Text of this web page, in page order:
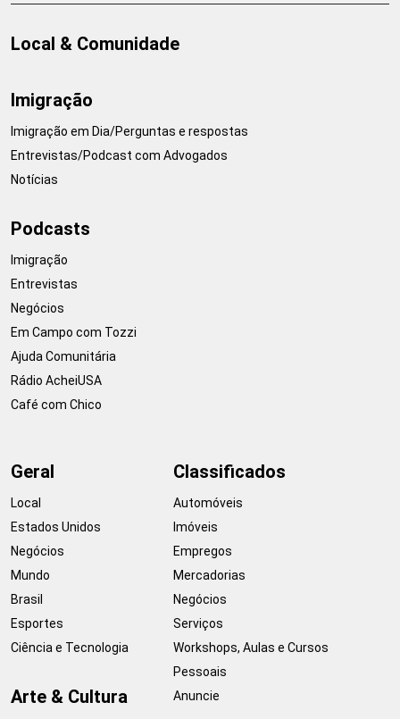
Local & Comunidade
Imigração
Imigração em Dia/Perguntas e respostas
Entrevistas/Podcast com Advogados
Notícias
Podcasts
Imigração
Entrevistas
Negócios
Em Campo com Tozzi
Ajuda Comunitária
Rádio AcheiUSA
Café com Chico
Geral
Local
Estados Unidos
Negócios
Mundo
Brasil
Esportes
Ciência e Tecnologia
Arte & Cultura
Classificados
Automóveis
Imóveis
Empregos
Mercadorias
Negócios
Serviços
Workshops, Aulas e Cursos
Pessoais
Anuncie